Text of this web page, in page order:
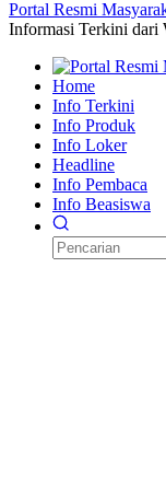
Portal Resmi
Informasi Terkini dari
Home
Info Terkini
Info Produk
Info Loker
Headline
Info Pembaca
Info Beasiswa